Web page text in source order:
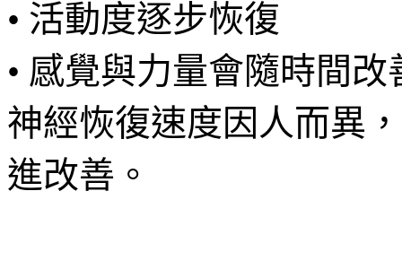
• 活動度逐步恢復
• 感覺與力量會隨時間改
神經恢復速度因人而異
進改善。